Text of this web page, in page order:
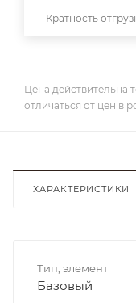
Кратность
Цена действительна
отличаться от цен в
ХАРАКТЕРИСТИКИ
Тип, элемент
Базовый